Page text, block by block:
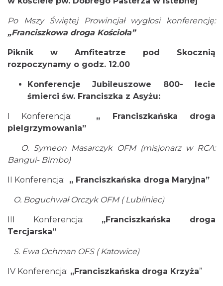
Jak czytać las
2026-08-25
1.10 km
III Ogólnopolski Festiwal Folkloru
Dziecięcego „ Jaworowy Listek”
Istebna
Po Mszy Świętej Prowincjał wygłosi konferencję:
„Franciszkowa droga Kościoła”
Piknik w Amfiteatrze pod Skocznią
rozpoczynamy o godz. 12.00
Konferencje Jubileuszowe 800- lecie
śmierci św. Franciszka z Asyżu:
I Konferencja: „ Franciszkańska droga
pielgrzymowania”
O. Symeon Masarczyk OFM (misjonarz w RCA:
Bangui- Bimbo)
II Konferencja: „ Franciszkańska droga Maryjna”
O. Boguchwał Orczyk OFM ( Lubliniec)
III Konferencja: „Franciszkańska droga
Tercjarska”
S. Ewa Ochman OFS ( Katowice)
IV Konferencja: „Franciszkańska droga Krzyża”